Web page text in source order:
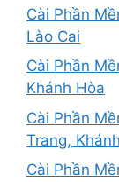
Cài Phần
Lào Cai
Cài Phần
Khánh Hòa
Cài Phần
Trang,
Cài Phần